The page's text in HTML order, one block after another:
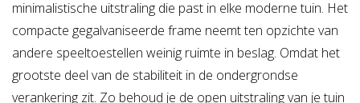
minimalistische uitstraling die past in elke moderne tuin. Het
compacte gegalvaniseerde frame neemt ten opzichte van
andere speeltoestellen weinig ruimte in beslag. Omdat het
grootste deel van de stabiliteit in de ondergrondse
verankering zit. Zo behoud je de open uitstraling van je tuin